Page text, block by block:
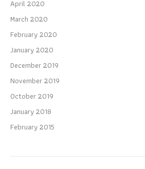
April 2020
March 2020
February 2020
January 2020
December 2019
November 2019
October 2019
January 2018
February 2015